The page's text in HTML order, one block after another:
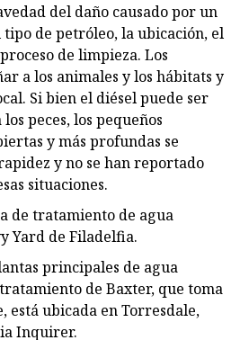
del daño causado por un
de petróleo, la ubicación, el
de limpieza. Los
a los animales y los hábitats y
Si bien el diésel puede ser
peces, los pequeños
y más profundas se
y no se han reportado
situaciones.
de tratamiento de agua
Yard de Filadelfia.
principales de agua
de Baxter, que toma
está ubicada en Torresdale,
Inquirer.